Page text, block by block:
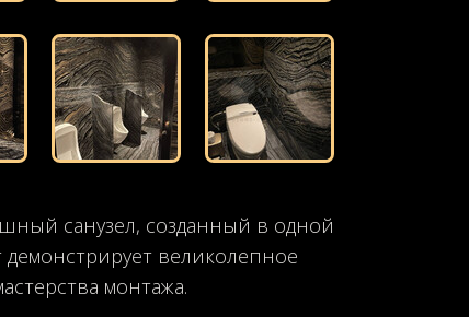
санузел, созданный в одной
демонстрирует великолепное
монтажа.